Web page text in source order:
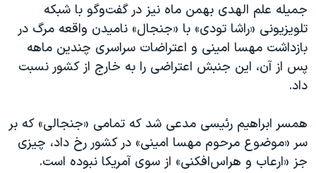
جمیله علم الهدی بهمن ماه نیز در گفت‌وگو با شبکه
تلویزیونی «راشا تودی» با «جنجال» نامیدن واقعه مرگ در
بازداشت مهسا امینی و اعتراضات سراسری چندین ماهه
پس از آن، این جنبش اعتراضی را به خارج از کشور نسبت
داد.
همسر ابراهیم رئیسی مدعی شد که تمامی «جنجالی» که بر
سر «موضوع مرحوم مهسا امینی» در کشور رخ داد، چیزی
جز «ارعاب و هراس‌افکنی» از سوی آمریکا نبوده است.